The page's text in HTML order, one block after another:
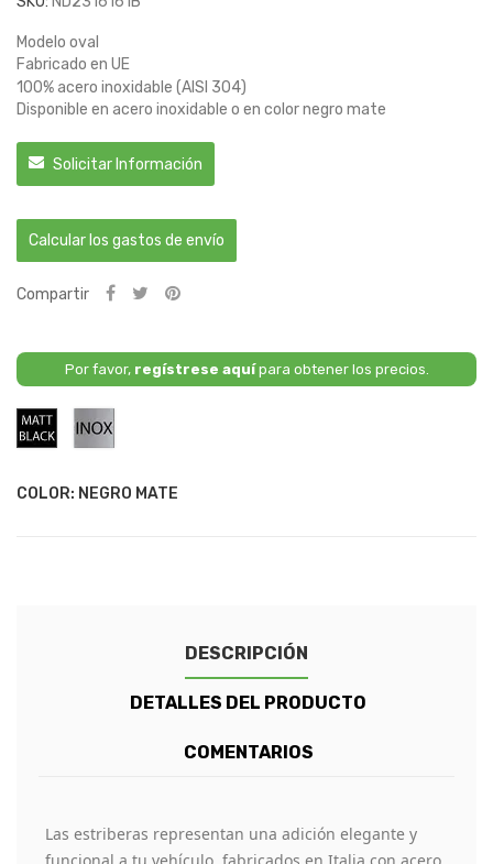
Modelo oval
Fabricado en UE
100% acero inoxidable (AISI 304)
Disponible en acero inoxidable o en color negro mate
Solicitar Información
Calcular los gastos de envío
Compartir
Por favor, regístrese aquípara obtener los precios.
COLOR: NEGRO MATE
Negro
Mate
DESCRIPCIÓN
DETALLES DEL PRODUCTO
COMENTARIOS
Las estriberas representan una adición elegante y